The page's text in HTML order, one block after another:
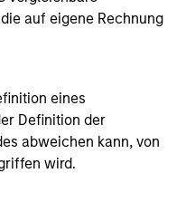
auf eigene Rechnung
eines
Definition der
abweichen kann, von
wird.
Morningstar-Ratings
vorhanden). Die
Rating für
Rating/30% Fünf-
für Gesamtrenditen
scheint die Formel für
Zehn-Jahres-Zeitraum
wirkt sich der jüngste